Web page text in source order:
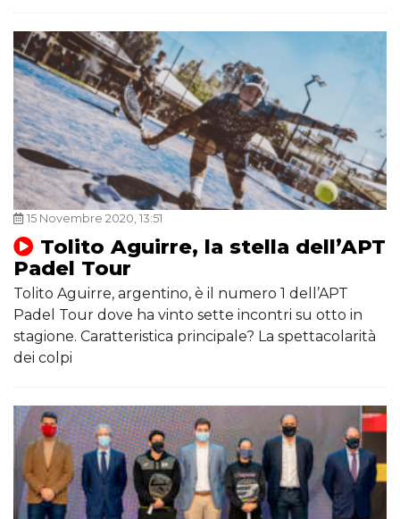
15 Novembre 2020, 13:51
Tolito Aguirre, la stella dell’APT
Padel Tour
Tolito Aguirre, argentino, è il numero 1 dell’APT
Padel Tour dove ha vinto sette incontri su otto in
stagione. Caratteristica principale? La spettacolarità
dei colpi